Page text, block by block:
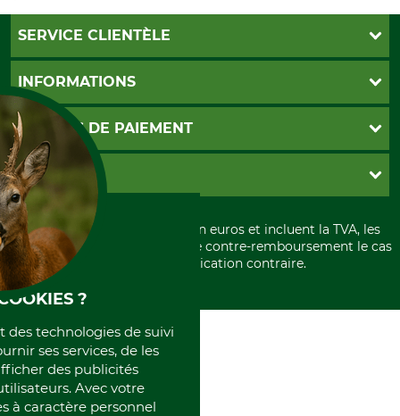
SERVICE CLIENTÈLE
Foire aux questions
Abonnement à la newsletter
Contact
Garantie / Devis
Paramètres des cookies
INFORMATIONS
CGV
Livraison
Conditions d'annulation
Formulaire de rétraction
Politique de confidentialité
Élimination et environnement
Rétractation de votre commande
MOYENS DE PAIEMENT
PayPal
Carte de crédit
Paiement á l'avance
GRUBE KG
Histoire
International
Portrait
Qui sommes-nous
Tous les prix sont exprimés en euros et incluent la TVA, les
frais d'expédition et les frais de contre-remboursement le cas
échéant, sauf indication contraire.
?
des technologies de suivi
ses services, de les
des publicités
Avec votre
à caractère personnel